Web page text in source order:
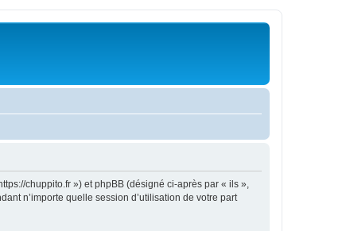
chuppito.fr ») et phpBB (désigné ci-après par « ils »,
n’importe quelle session d’utilisation de votre part